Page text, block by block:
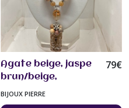
Agate beige, jaspe
brun/beige,
pendentif jaspe
collier 50 cm Bijou
79€
BIJOUX PIERRE